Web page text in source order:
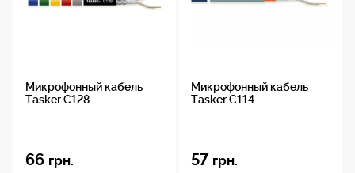
Микрофонный кабель
Tasker C128
66 грн.
Микрофонный кабель
Tasker C114
57 грн.